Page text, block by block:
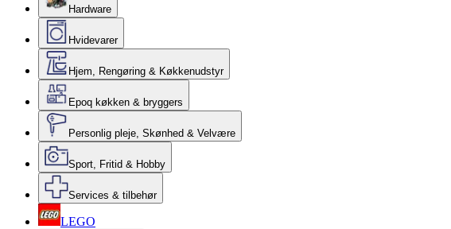
Hardware
Hvidevarer
Hjem, Rengøring & Køkkenudstyr
Epoq køkken & bryggers
Personlig pleje, Skønhed & Velvære
Sport, Fritid & Hobby
Services & tilbehør
LEGO